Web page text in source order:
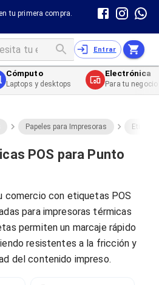
tu primera compra.
Entrar
AUX
VGA
RCA
Toslink
DVI
Cómputo
Laptops y desktops
Electrónica
Para tu
Papeles para Impresoras
POS para Punto
comercio con etiquetas POS
para impresoras térmicas
permiten un marcaje rápido
resistentes a la fricción y
del contenido impreso.